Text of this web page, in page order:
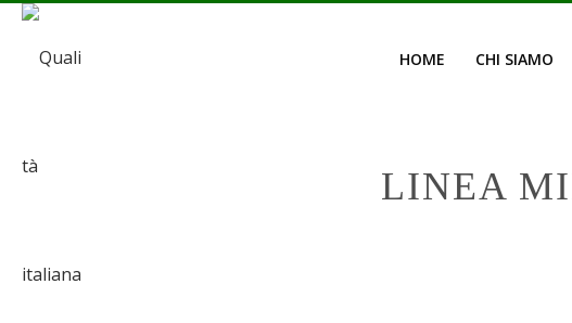
HOME CHI SIAMO
LINEA